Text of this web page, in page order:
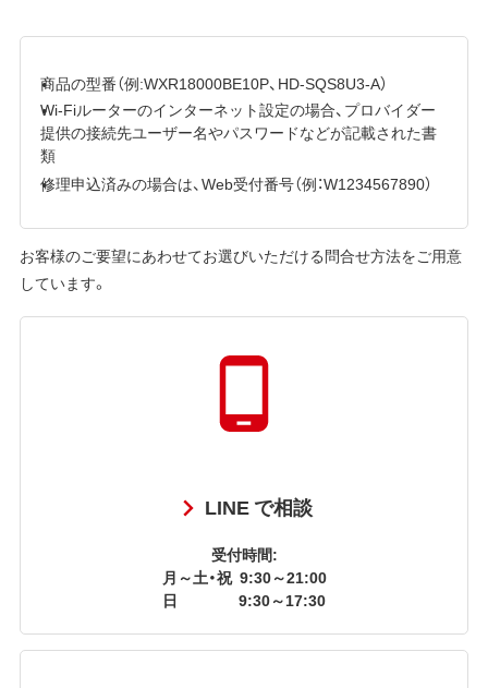
商品の型番（例:WXR18000BE10P、HD-SQS8U3-A）
Wi-Fiルーターのインターネット設定の場合、プロバイダー
提供の接続先ユーザー名やパスワードなどが記載された書
類
修理申込済みの場合は、Web受付番号（例：W1234567890）
お客様のご要望にあわせてお選びいただける問合せ方法をご用意
しています。
LINE で相談
受付時間:
月～土・祝 9:30～21:00
日
9:30～17:30